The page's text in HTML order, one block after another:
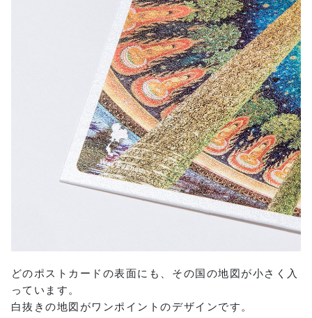
どのポストカードの表面にも、その国の地図が小さく入
っています。
白抜きの地図がワンポイントのデザインです。